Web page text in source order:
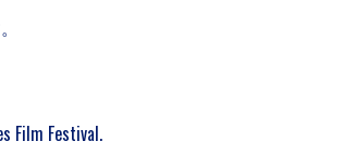
Film Festival.